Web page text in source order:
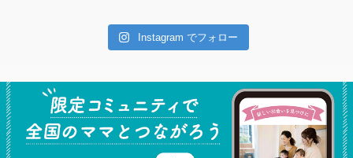
Instagram でフォロー